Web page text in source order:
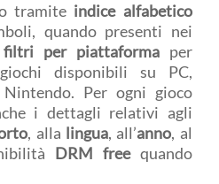
tramite indice alfabetico
quando presenti nei
filtri per piattaformaper
disponibili su PC,
Per ogni gioco
i dettagli relativi agli
, alla lingua, all’anno, al
DRM freequando